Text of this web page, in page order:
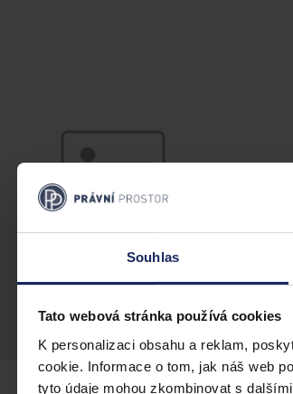
Souhlas
Tato webová stránka používá cookies
K personalizaci obsahu a reklam,
cookie. Informace o tom, jak náš web
tyto údaje mohou zkombinovat s